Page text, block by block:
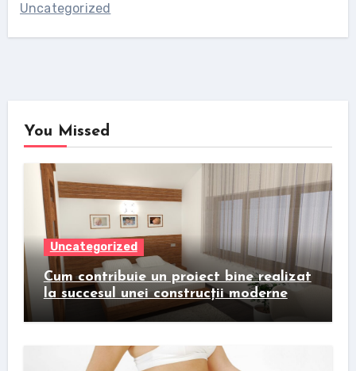
Uncategorized
You Missed
Uncategorized
Cum contribuie un proiect bine realizat
la succesul unei construcții moderne